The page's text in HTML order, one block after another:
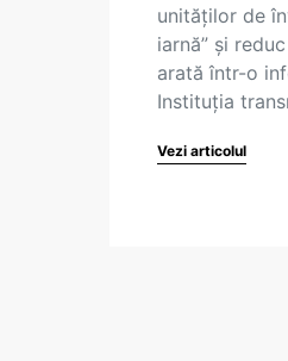
unităților de
iarnă” și
arată într-o
Instituția
Vezi articolul